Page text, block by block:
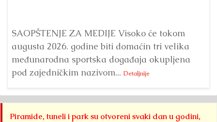
SAOPŠTENJE ZA MEDIJE Visoko će tokom
augusta 2026. godine biti domaćin tri velika
međunarodna sportska događaja okupljena
pod zajedničkim nazivom... Detaljnije
Piramide, tuneli i park su otvoreni svaki dan u godini,